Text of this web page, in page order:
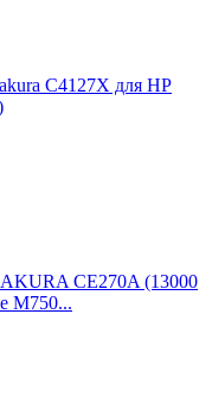
C4127X для HP
CE270A (13000
M750...